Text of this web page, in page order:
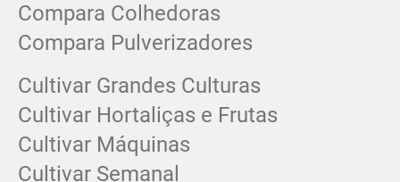
Compara Colhedoras
Compara Pulverizadores
Cultivar Grandes Culturas
Cultivar Hortaliças e Frutas
Cultivar Máquinas
Cultivar Semanal